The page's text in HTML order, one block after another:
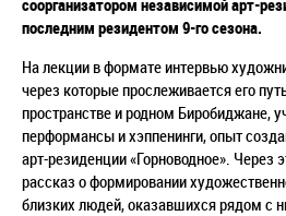
последним резидентом 9-го сезона.
На лекции в формате интервью
через которые прослеживается его
пространстве и родном Биробиджане,
перформансы и хэппенинги, опыт
арт-резиденции «Горноводное». Через
рассказ о формировании
близких людей, оказавшихся рядом с